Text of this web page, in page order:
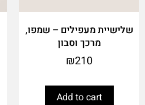
שלישיית מעפילים – שמפו,
מרכך וסבון
₪210
Add to cart